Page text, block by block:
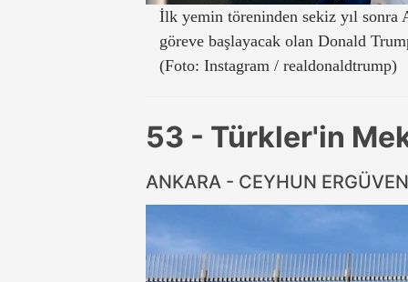
İlk yemin töreninden sekiz yıl sonra
göreve başlayacak olan Donald
(Foto: Instagram / realdonaldtrump)
53 - Türkler'in
ANKARA - CEYHUN